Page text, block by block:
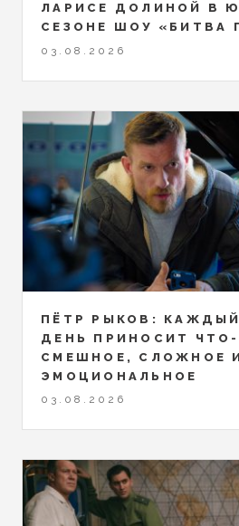
ЛАРИСЕ ДОЛИНОЙ В
СЕЗОНЕ ШОУ «БИТВА
03.08.2026
ПЁТР РЫКОВ:
ДЕНЬ ПРИНОСИТ
СМЕШНОЕ, СЛОЖНОЕ
ЭМОЦИОНАЛЬНОЕ
03.08.2026